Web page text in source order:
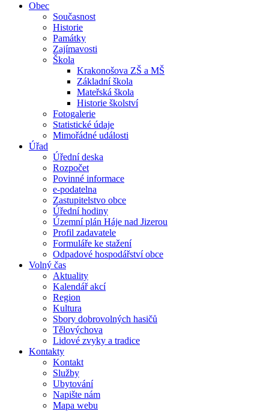
Obec
Současnost
Historie
Památky
Zajímavosti
Škola
Krakonošova ZŠ a MŠ
Základní škola
Mateřská škola
Historie školství
Fotogalerie
Statistické údaje
Mimořádné události
Úřad
Úřední deska
Rozpočet
Povinné informace
e-podatelna
Zastupitelstvo obce
Úřední hodiny
Územní plán Háje nad Jizerou
Profil zadavatele
Formuláře ke stažení
Odpadové hospodářství obce
Volný čas
Aktuality
Kalendář akcí
Region
Kultura
Sbory dobrovolných hasičů
Tělovýchova
Lidové zvyky a tradice
Kontakty
Kontakt
Služby
Ubytování
Napište nám
Mapa webu